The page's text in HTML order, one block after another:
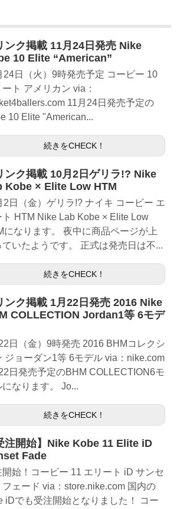
ンク掲載 11月24日発売 Nike
10 Elite “American”
24日（火）9時発売予定 コービー 10
ート アメリカン via：
11月24日発売予定の
10 Elite "American...
続きをCHECK！
ンク掲載 10月2日ゲリラ!? Nike
Kobe × Elite Low HTM
2日（金）ゲリラ!? ナイキ コービー エ
ト HTM Nike Lab Kobe × Elite Low
になります。 夜中に商品ページが上
ていたようです。 正式は発売日は不...
続きをCHECK！
ンク掲載 1月22日発売 2016 Nike
COLLECTION Jordan1等 6モデ
日（金）9時発売 2016 BHMコレクシ
ジョーダン1等 6モデル via：nike.com
日発売予定のBHM COLLECTION6モ
になります。 Jo...
続きをCHECK！
注開始】Nike Kobe 11 Elite iD
Fade
開始！コービー 11 エリート iD サンセ
フェード via：store.nike.com 国内の
iDでも受注開始となりました！ コー